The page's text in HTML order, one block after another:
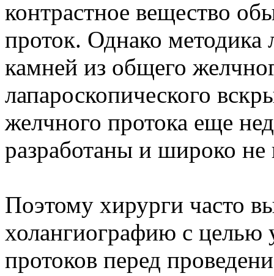
контрастное вещество
проток. Однако методика
камней из общего
лапароскопического
желчного протока еще
разработаны и широко
Поэтому хирурги часто
холангиографию с целью
протоков перед